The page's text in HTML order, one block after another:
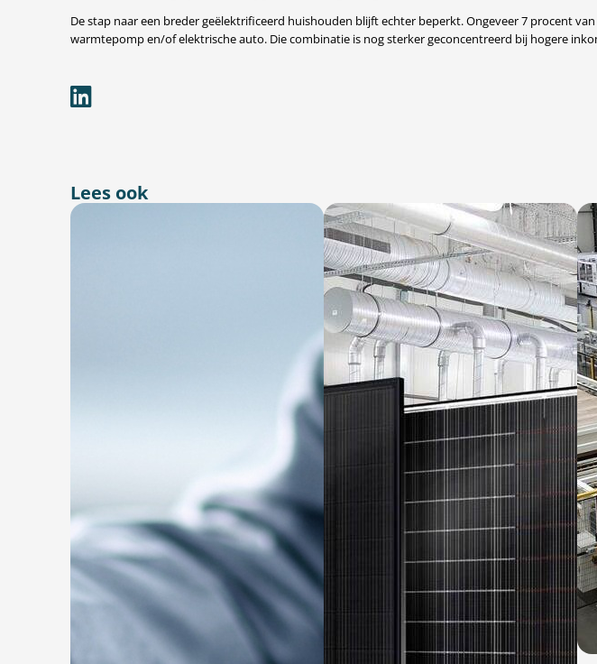
De stap naar een breder geëlektrificeerd huishouden blijft echter beperkt. Ongeveer 7 procent
warmtepomp en/of elektrische auto. Die combinatie is nog sterker geconcentreerd bij hogere
Lees ook